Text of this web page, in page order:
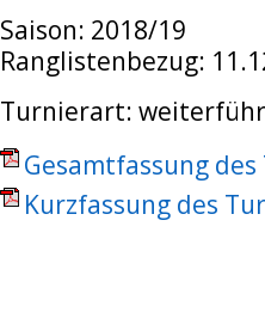
Saison: 2018/19
Ranglistenbezug:
Turnierart:
Gesamtfassung
Kurzfassung des